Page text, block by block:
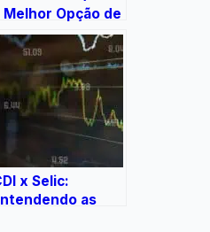
Melhor Opção de
x Selic:
as